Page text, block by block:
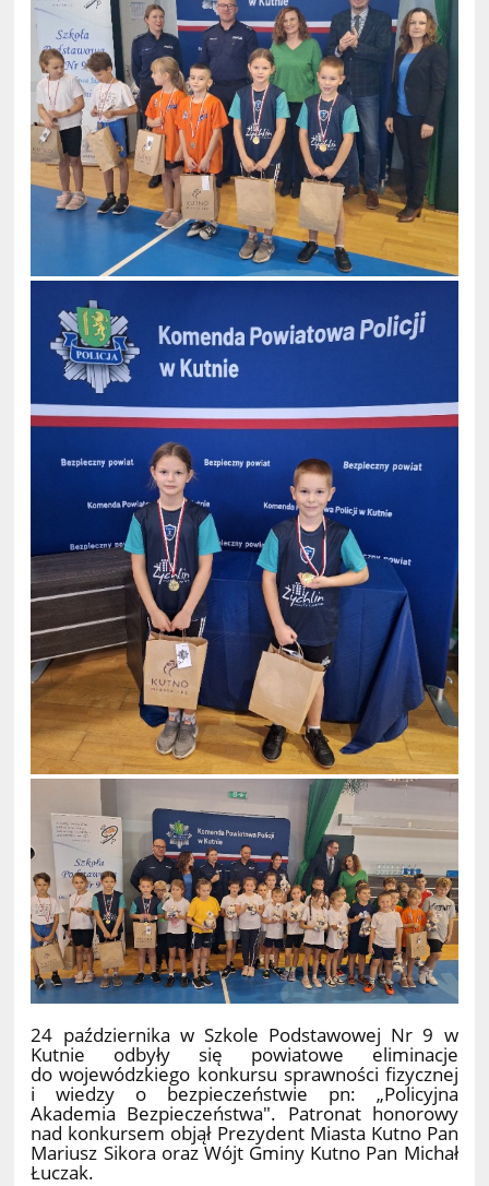
24 października w Szkole Podstawowej Nr 9 w
Kutnie odbyły się powiatowe eliminacje
do wojewódzkiego konkursu sprawności fizycznej
i wiedzy o bezpieczeństwie pn: „Policyjna
Akademia Bezpieczeństwa". Patronat honorowy
nad konkursem objął Prezydent Miasta Kutno Pan
Mariusz Sikora oraz Wójt Gminy Kutno Pan Michał
Łuczak.